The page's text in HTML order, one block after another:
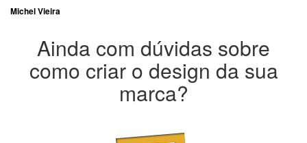
Michel Vieira
Ainda com dúvidas sobre
como criar o design da sua
marca?